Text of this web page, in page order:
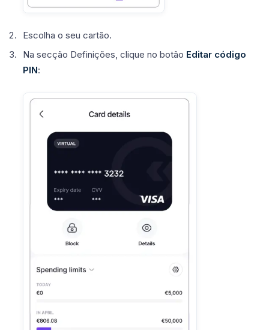
Escolha o seu cartão.
Na secção Definições, clique no botão Editar código
PIN: